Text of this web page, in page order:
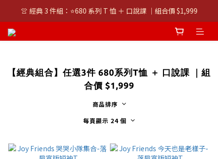
👚 經典 3 件組：⭐680 系列 T 恤 ＋ 口說課 ｜組合價 $1,999
👚 經典 3 件組：⭐680 系列 T 恤 ＋ 口說課 ｜組合價 $1,999
【經典組合】任選3件 680系列T恤 ＋ 口說課 ｜組
合價 $1,999
商品排序
每頁顯示 24 個